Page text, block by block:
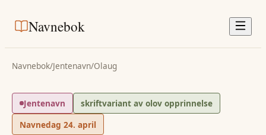
Navnebok
Navnebok/Jentenavn/Olaug
Jentenavn
skriftvariant av olov opprinnelse
Navnedag 24. april